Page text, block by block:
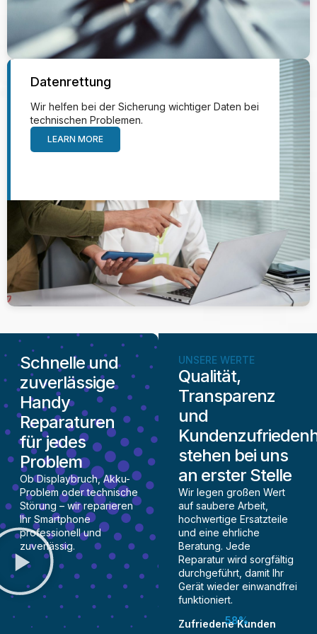
Datenrettung
Wir helfen bei der Sicherung wichtiger Daten bei
technischen Problemen.
LEARN MORE
Schnelle und
zuverlässige
Handy
Reparaturen
für jedes
Problem
Ob Displaybruch, Akku-
Problem oder technische
Störung – wir reparieren
Ihr Smartphone
professionell und
zuverlässig.
UNSERE WERTE
Qualität,
Transparenz
und
stehen bei uns
an erster Stelle
Wir legen großen Wert
auf saubere Arbeit,
hochwertige Ersatzteile
und eine ehrliche
Beratung. Jede
Reparatur wird sorgfältig
durchgeführt, damit Ihr
Gerät wieder einwandfrei
funktioniert.
Zufriedene Kunden
88%